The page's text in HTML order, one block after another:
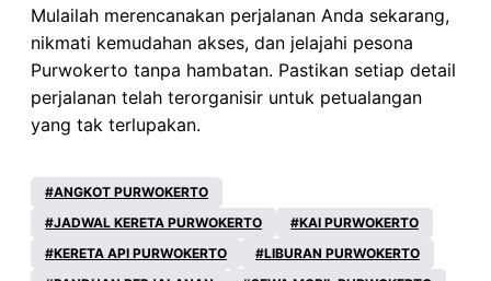
Mulailah merencanakan perjalanan Anda sekarang,
nikmati kemudahan akses, dan jelajahi pesona
Purwokerto tanpa hambatan. Pastikan setiap detail
perjalanan telah terorganisir untuk petualangan
yang tak terlupakan.
ANGKOT PURWOKERTO
JADWAL KERETA PURWOKERTO
KAI PURWOKERTO
KERETA API PURWOKERTO
LIBURAN PURWOKERTO